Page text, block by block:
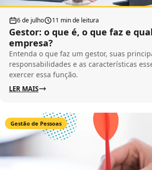
6 de julho 11 min de leitura
Gestor: o que é, o que faz e
empresa?
Entenda o que faz um gestor, suas
responsabilidades e as características
exercer essa função.
LER MAIS
Gestão de Pessoas